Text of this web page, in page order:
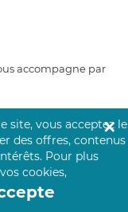
accompagne par
site, vous acceptez le
des offres, contenus
Pour plus
cookies,
✕